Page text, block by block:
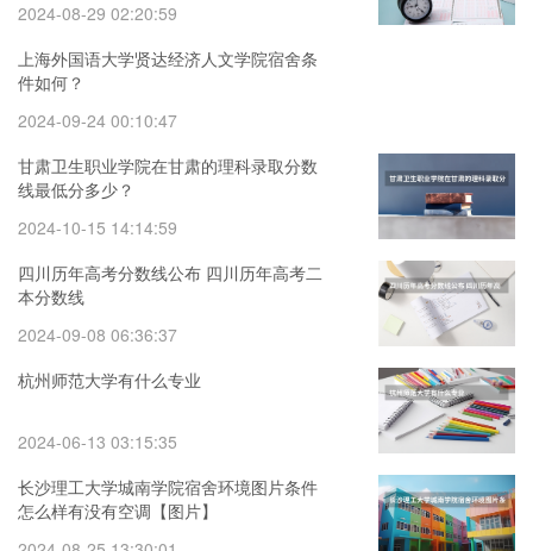
2024-08-29 02:20:59
上海外国语大学贤达经济人文学院宿舍条
件如何？
2024-09-24 00:10:47
甘肃卫生职业学院在甘肃的理科录取分数
线最低分多少？
2024-10-15 14:14:59
四川历年高考分数线公布 四川历年高考二
本分数线
2024-09-08 06:36:37
杭州师范大学有什么专业
2024-06-13 03:15:35
长沙理工大学城南学院宿舍环境图片条件
怎么样有没有空调【图片】